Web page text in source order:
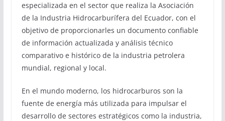
especializada en el sector que realiza la Asociación
de la Industria Hidrocarburífera del Ecuador, con el
objetivo de proporcionarles un documento confiable
de información actualizada y análisis técnico
comparativo e histórico de la industria petrolera
mundial, regional y local.
En el mundo moderno, los hidrocarburos son la
fuente de energía más utilizada para impulsar el
desarrollo de sectores estratégicos como la industria,